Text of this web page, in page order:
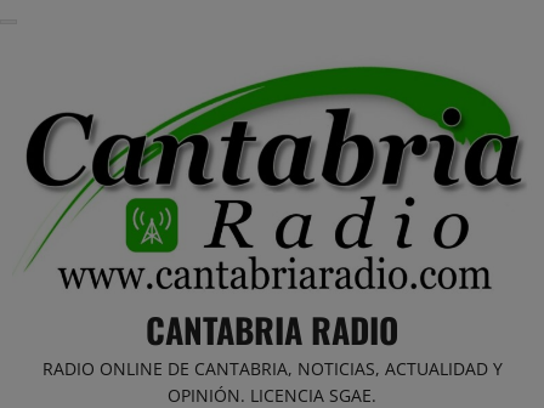
CANTABRIA RADIO
RADIO ONLINE DE CANTABRIA, NOTICIAS, ACTUALIDAD Y
OPINIÓN. LICENCIA SGAE.